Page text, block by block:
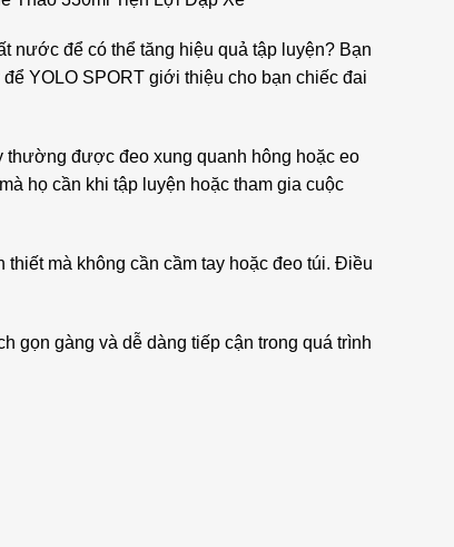
nước để có thể tăng hiệu quả tập luyện? Bạn
YOLO SPORT giới thiệu cho bạn chiếc đai
được đeo xung quanh hông hoặc eo
họ cần khi tập luyện hoặc tham gia cuộc
mà không cần cầm tay hoặc đeo túi. Điều
gọn gàng và dễ dàng tiếp cận trong quá trình